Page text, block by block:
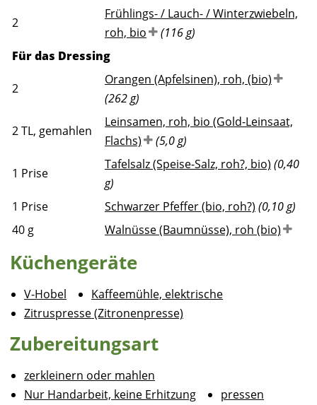
2
Frühlings- / Lauch- / Winterzwiebeln,
roh, bio
(116 g)
Für das Dressing
2
Orangen (Apfelsinen), roh, (bio)
(262 g)
2TL, gemahlen
Leinsamen, roh, bio (Gold-Leinsaat,
Flachs)
(5,0 g)
1 Prise
Tafelsalz (Speise-Salz, roh?, bio) (0,40
g)
1 Prise Schwarzer Pfeffer (bio, roh?) (0,10 g)
40 g Walnüsse (Baumnüsse), roh (bio)
Küchengeräte
V-Hobel
Kaffeemühle, elektrische
Zitruspresse (Zitronenpresse)
Zubereitungsart
zerkleinern oder mahlen
Nur Handarbeit, keine Erhitzung
pressen